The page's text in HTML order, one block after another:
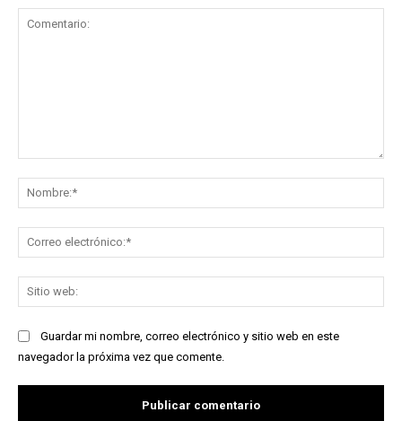
Guardar mi nombre, correo electrónico y sitio web en este
navegador la próxima vez que comente.